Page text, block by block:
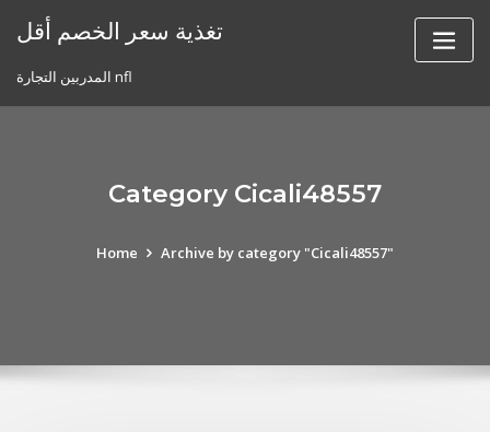
تغذية سعر الخصم أقل
المدربين التجارة nfl
Category Cicali48557
Home Archive by category "Cicali48557"